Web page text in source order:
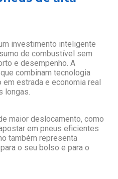
investimento inteligente
de combustível sem
e desempenho. A
combinam tecnologia
estrada e economia real
longas.
maior deslocamento, como
em pneus eficientes
também representa
o seu bolso e para o